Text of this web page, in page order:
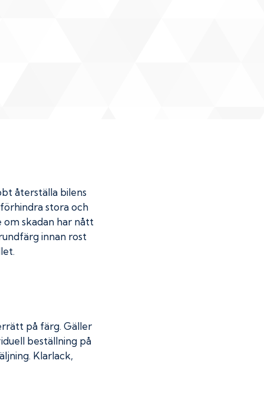
återställa bilens
stora och
skadan har nått
innan rost
på färg. Gäller
beställning på
Klarlack,